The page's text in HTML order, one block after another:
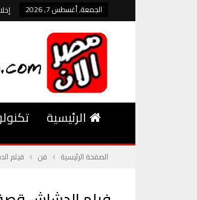
الجمعة, أغسطس 7, 2026
الرئيسية
الصفحة الرئيسية فن فيلم